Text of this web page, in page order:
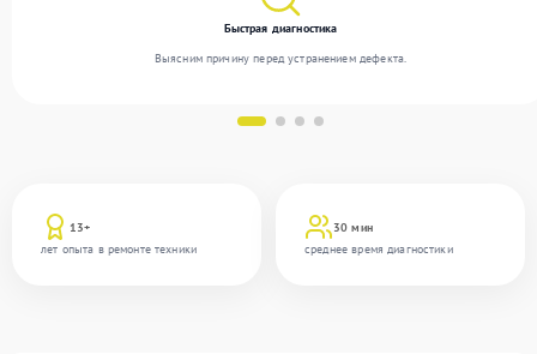
13+
лет опыта в ремонте техники
30 мин
среднее время диагностики
Быстрая диагностика
Выясним причину перед устранением дефекта.